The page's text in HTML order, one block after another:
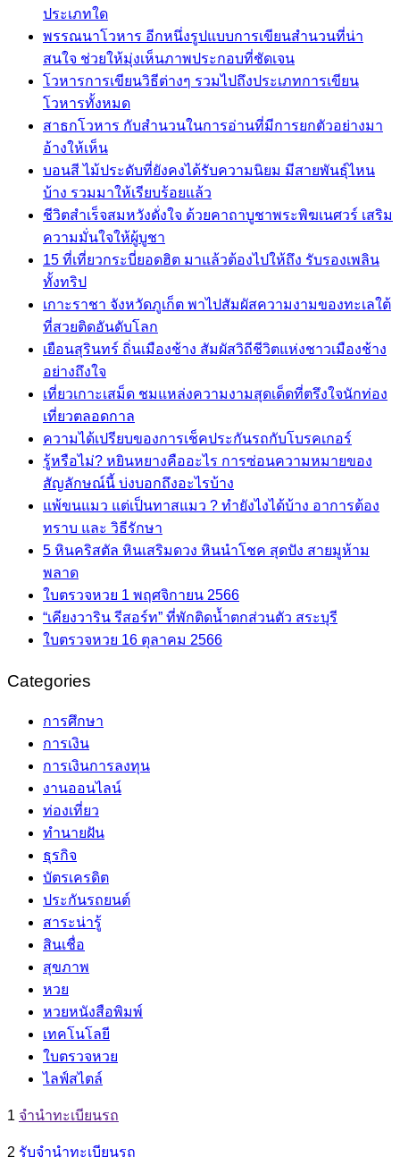
ประเภทใด
พรรณนาโวหาร อีกหนึ่งรูปแบบการเขียนสำนวนที่น่า
สนใจ ช่วยให้มุ่งเห็นภาพประกอบที่ชัดเจน
โวหารการเขียนวิธีต่างๆ รวมไปถึงประเภทการเขียน
โวหารทั้งหมด
สาธกโวหาร กับสำนวนในการอ่านที่มีการยกตัวอย่างมา
อ้างให้เห็น
บอนสี ไม้ประดับที่ยังคงได้รับความนิยม มีสายพันธุ์ไหน
บ้าง รวมมาให้เรียบร้อยแล้ว
ชีวิตสำเร็จสมหวังดั่งใจ ด้วยคาถาบูชาพระพิฆเนศวร์ เสริม
ความมั่นใจให้ผู้บูชา
15 ที่เที่ยวกระบี่ยอดฮิต มาแล้วต้องไปให้ถึง รับรองเพลิน
ทั้งทริป
เกาะราชา จังหวัดภูเก็ต พาไปสัมผัสความงามของทะเลใต้
ที่สวยติดอันดับโลก
เยือนสุรินทร์ ถิ่นเมืองช้าง สัมผัสวิถีชีวิตแห่งชาวเมืองช้าง
อย่างถึงใจ
เที่ยวเกาะเสม็ด ชมแหล่งความงามสุดเด็ดที่ตรึงใจนักท่อง
เที่ยวตลอดกาล
ความได้เปรียบของการเช็คประกันรถกับโบรคเกอร์
รู้หรือไม่? หยินหยางคืออะไร การซ่อนความหมายของ
สัญลักษณ์นี้ บ่งบอกถึงอะไรบ้าง
แพ้ขนแมว แต่เป็นทาสแมว ? ทำยังไงได้บ้าง อาการต้อง
ทราบ และ วิธีรักษา
5 หินคริสตัล หินเสริมดวง หินนำโชค สุดปัง สายมูห้าม
พลาด
ใบตรวจหวย 1 พฤศจิกายน 2566
“เคียงวาริน รีสอร์ท” ที่พักติดน้ำตกส่วนตัว สระบุรี
ใบตรวจหวย 16 ตุลาคม 2566
Categories
การศึกษา
การเงิน
การเงินการลงทุน
งานออนไลน์
ท่องเที่ยว
ทำนายฝัน
ธุรกิจ
บัตรเครดิต
ประกันรถยนต์
สาระน่ารู้
สินเชื่อ
สุขภาพ
หวย
หวยหนังสือพิมพ์
เทคโนโลยี
ใบตรวจหวย
ไลฟ์สไตล์
1 จํานําทะเบียนรถ
2 รับจํานําทะเบียนรถ